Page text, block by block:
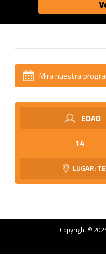
Mira nuestra
EDAD
14
LUGAR:
Copyright ©